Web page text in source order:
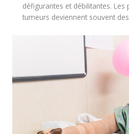
défigurantes et débilitantes.
tumeurs deviennent souvent